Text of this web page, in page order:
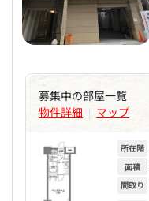
募集中の部屋一覧
物件詳細 | マップ
所在階
面積
間取り